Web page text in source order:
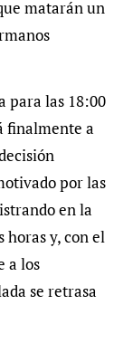
matarán un
para las 18:00
finalmente a
por las
en la
horas y, con el
a los
se retrasa